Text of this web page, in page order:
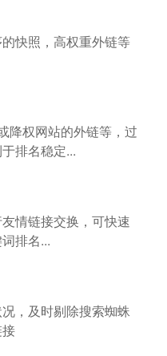
快照，高权重外链等
降权网站的外链等，过
排名稳定...
情链接交换，可快速
排名...
，及时剔除搜索蜘蛛